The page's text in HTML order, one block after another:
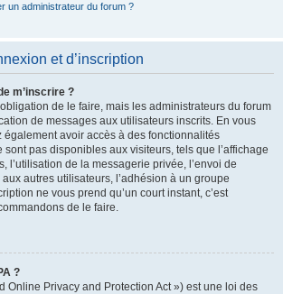
un administrateur du forum ?
et d’inscription
m’inscrire ?
de le faire, mais les administrateurs du forum
de messages aux utilisateurs inscrits. En vous
également avoir accès à des fonctionnalités
pas disponibles aux visiteurs, tels que l’affichage
l’utilisation de la messagerie privée, l’envoi de
autres utilisateurs, l’adhésion à un groupe
ne vous prend qu’un court instant, c’est
de le faire.
?
Online Privacy and Protection Act ») est une loi des